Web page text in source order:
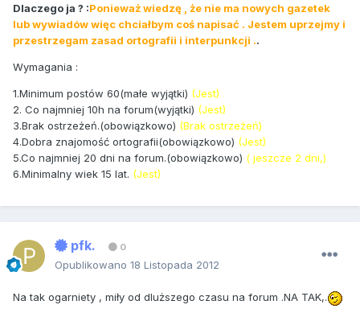
Dlaczego ja ? :Ponieważ wiedzę , że nie ma nowych gazetek
lub wywiadów więc chciałbym coś napisać . Jestem uprzejmy i
przestrzegam zasad ortografii i interpunkcji ..
Wymagania :
1.Minimum postów 60(małe wyjątki) (Jest)
2. Co najmniej 10h na forum(wyjątki) (Jest)
3.Brak ostrzeżeń.(obowiązkowo) (Brak ostrzeżeń)
4.Dobra znajomość ortografii(obowiązkowo) (Jest)
5.Co najmniej 20 dni na forum.(obowiązkowo) ( jeszcze 2 dni,)
6.Minimalny wiek 15 lat. (Jest)
pfk. 0
Opublikowano 18 Listopada 2012
Na tak ogarniety , miły od dluższego czasu na forum .NA TAK,.